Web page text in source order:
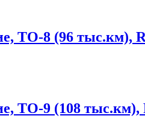
ТО-8 (96 тыс.км),
ТО-9 (108 тыс.км),